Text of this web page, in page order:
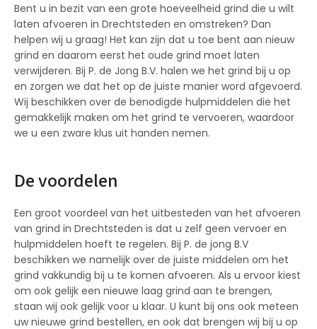
Bent u in bezit van een grote hoeveelheid grind die u wilt
laten afvoeren in Drechtsteden en omstreken? Dan
helpen wij u graag! Het kan zijn dat u toe bent aan nieuw
grind en daarom eerst het oude grind moet laten
verwijderen. Bij P. de Jong B.V. halen we het grind bij u op
en zorgen we dat het op de juiste manier word afgevoerd.
Wij beschikken over de benodigde hulpmiddelen die het
gemakkelijk maken om het grind te vervoeren, waardoor
we u een zware klus uit handen nemen.
De voordelen
Een groot voordeel van het uitbesteden van het afvoeren
van grind in Drechtsteden is dat u zelf geen vervoer en
hulpmiddelen hoeft te regelen. Bij P. de jong B.V
beschikken we namelijk over de juiste middelen om het
grind vakkundig bij u te komen afvoeren. Als u ervoor kiest
om ook gelijk een nieuwe laag grind aan te brengen,
staan wij ook gelijk voor u klaar. U kunt bij ons ook meteen
uw nieuwe grind bestellen, en ook dat brengen wij bij u op